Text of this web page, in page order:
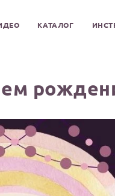
КАТАЛОГ